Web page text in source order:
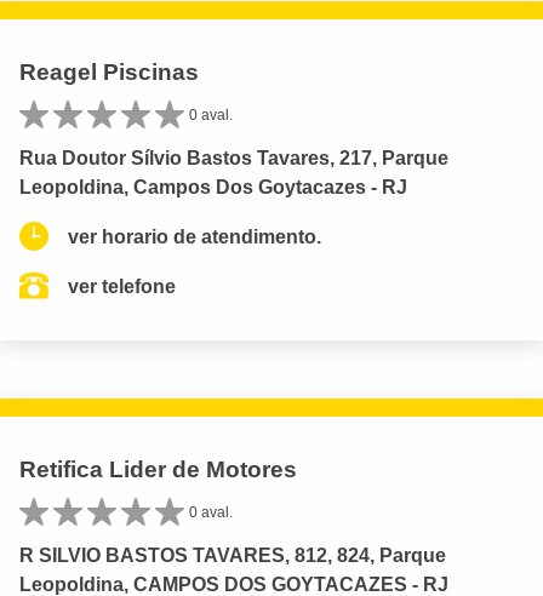
Reagel Piscinas
0 aval.
Rua Doutor Sílvio Bastos Tavares, 217, Parque
Leopoldina, Campos Dos Goytacazes - RJ
ver horario de atendimento.
ver telefone
Retifica Lider de Motores
0 aval.
R SILVIO BASTOS TAVARES, 812, 824, Parque
Leopoldina, CAMPOS DOS GOYTACAZES - RJ